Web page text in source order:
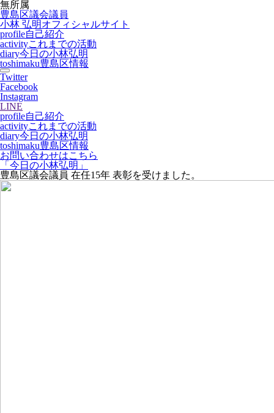
無所属
豊島区議会議員
小林 弘明オフィシャルサイト
profile自己紹介
activityこれまでの活動
diary今日の小林弘明
toshimaku豊島区情報
Twitter
Facebook
Instagram
LINE
profile自己紹介
activityこれまでの活動
diary今日の小林弘明
toshimaku豊島区情報
お問い合わせはこちら
「今日の小林弘明」
豊島区議会議員 在任15年 表彰を受けました。